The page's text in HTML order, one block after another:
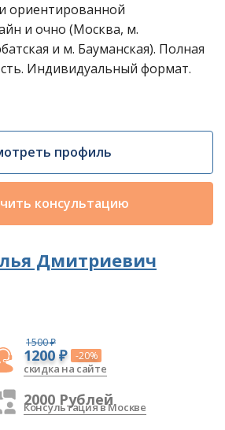
ориентированной
и очно (Москва, м.
и м. Бауманская). Полная
Индивидуальный формат.
профиль
консультацию
Дмитриевич
1500 ₽
1200 ₽ -20%
скидка на сайте
2000 Рублей
Консультация в Москве